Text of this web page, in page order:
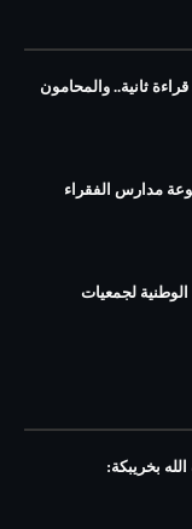
ثانية.. والمحامون
مدارس الفقراء
لجمعيات
بخريبكة: